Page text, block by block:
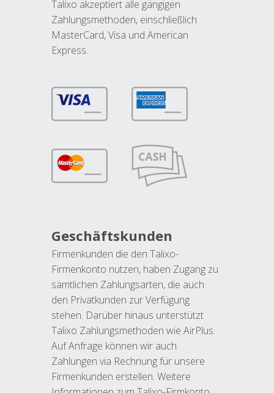
Talixo akzeptiert alle gängigen
Zahlungsmethoden, einschließlich
MasterCard, Visa und American
Express.
Geschäftskunden
Firmenkunden die den Talixo-
Firmenkonto nutzen, haben Zugang zu
sämtlichen Zahlungsarten, die auch
den Privatkunden zur Verfügung
stehen. Darüber hinaus unterstützt
Talixo Zahlungsmethoden wie AirPlus.
Auf Anfrage können wir auch
Zahlungen via Rechnung für unsere
Firmenkunden erstellen. Weitere